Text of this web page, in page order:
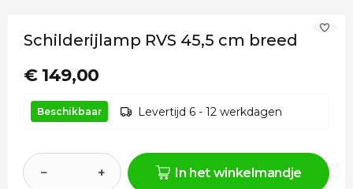
Schilderijlamp RVS 45,5 cm breed
€ 149,00
Beschikbaar Levertijd 6 - 12 werkdagen
− + In het winkelmandje